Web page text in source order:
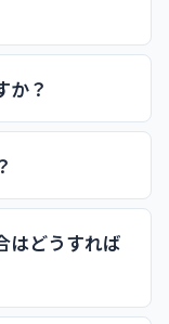
か？
はどうすれば